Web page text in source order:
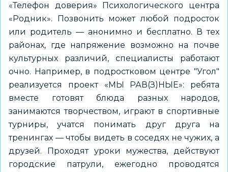
«Телефон доверия» Психологического центра
«Родник». Позвонить может любой подросток
или родитель — анонимно и бесплатно. В тех
районах, где напряжение возможно на почве
культурных различий, специалисты работают
очно. Например, в подростковом центре "Угол"
реализуется проект «МЫ РАВ(З)НЫЕ»: ребята
вместе готовят блюда разных народов,
занимаются творчеством, играют в спортивные
турниры, учатся понимать друг друга на
тренингах — чтобы видеть в соседях не чужих, а
друзей. Проходят уроки мужества, действуют
городские патрули, ежегодно проводятся